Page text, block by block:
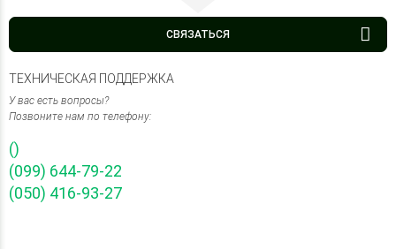
СВЯЗАТЬСЯ
ТЕХНИЧЕСКАЯ ПОДДЕРЖКА
У вас есть вопросы?
Позвоните нам по телефону:
()
(099) 644-79-22
(050) 416-93-27